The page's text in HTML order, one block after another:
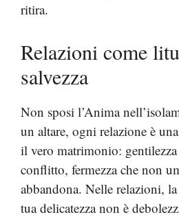
ritira.
Relazioni come
salvezza
Non sposi l’Anima
un altare, ogni relazione è
il vero matrimonio:
conflitto, fermezza che non
abbandona. Nelle relazioni,
tua delicatezza non è